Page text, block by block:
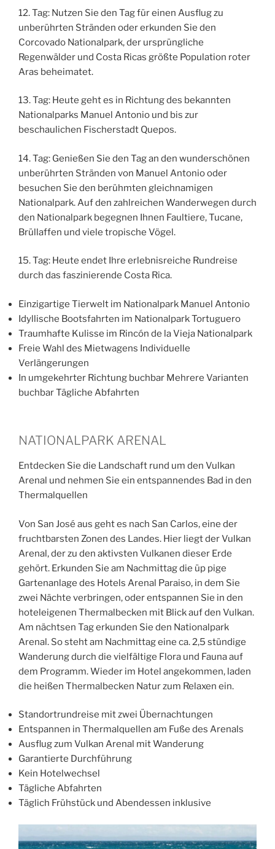
12. Tag: Nutzen Sie den Tag für einen Ausflug zu
unberührten Stränden oder erkunden Sie den
Corcovado Nationalpark, der ursprüngliche
Regenwälder und Costa Ricas größte Population roter
Aras beheimatet.
13. Tag: Heute geht es in Richtung des bekannten
Nationalparks Manuel Antonio und bis zur
beschaulichen Fischerstadt Quepos.
14. Tag: Genießen Sie den Tag an den wunderschönen
unberührten Stränden von Manuel Antonio oder
besuchen Sie den berühmten gleichnamigen
Nationalpark. Auf den zahlreichen Wanderwegen durch
den Nationalpark begegnen Ihnen Faultiere, Tucane,
Brüllaffen und viele tropische Vögel.
15. Tag: Heute endet Ihre erlebnisreiche Rundreise
durch das faszinierende Costa Rica.
Einzigartige Tierwelt im Nationalpark Manuel Antonio
Idyllische Bootsfahrten im Nationalpark Tortuguero
Traumhafte Kulisse im Rincón de la Vieja Nationalpark
Freie Wahl des Mietwagens Individuelle
Verlängerungen
In umgekehrter Richtung buchbar Mehrere Varianten
buchbar Tägliche Abfahrten
NATIONALPARK ARENAL
Entdecken Sie die Landschaft rund um den Vulkan
Arenal und nehmen Sie ein entspannendes Bad in den
Thermalquellen
Von San José aus geht es nach San Carlos, eine der
fruchtbarsten Zonen des Landes. Hier liegt der Vulkan
Arenal, der zu den aktivsten Vulkanen dieser Erde
gehört. Erkunden Sie am Nachmittag die üp­ pige
Gartenanlage des Hotels Arenal Paraiso, in dem Sie
zwei Nächte verbringen, oder entspannen Sie in den
hoteleigenen Thermalbecken mit Blick auf den Vulkan.
Am nächtsen Tag erkunden Sie den Nationalpark
Arenal. So steht am Nachmittag eine ca. 2,5 stündige
Wanderung durch die vielfältige Flora und Fauna auf
dem Programm. Wieder im Hotel angekommen, laden
die heißen Thermalbecken Natur zum Relaxen ein.
Standortrundreise mit zwei Übernachtungen
Entspannen in Thermalquellen am Fuße des Arenals
Ausflug zum Vulkan Arenal mit Wanderung
Garantierte Durchführung
Kein Hotelwechsel
Tägliche Abfahrten
Täglich Frühstück und Abendessen inklusive